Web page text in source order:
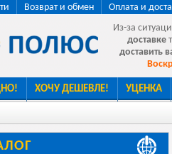
Возврат и обмен Оплата и
Из-за
доставке
доставить
ХОЧУ ДЕШЕВЛЕ! УЦЕНКА